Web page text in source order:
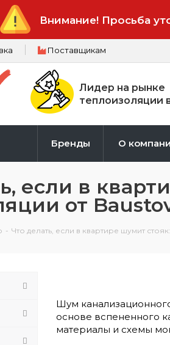
Внимание! Просьба
Поставщикам
Лидер на рынке
теплоизоляции
Бренды О
если в
от
- Что делать, если в квартире шумит
Шум
основе вспененного
материалы и схемы